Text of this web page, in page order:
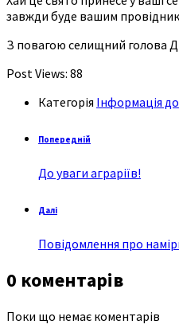
завжди буде вашим
З повагою селищний
Post Views: 88
Категорія Інформація
Попередній
До уваги аграріїв!
Далі
Повідомлення про
0 коментарів
Поки що немає коментарів